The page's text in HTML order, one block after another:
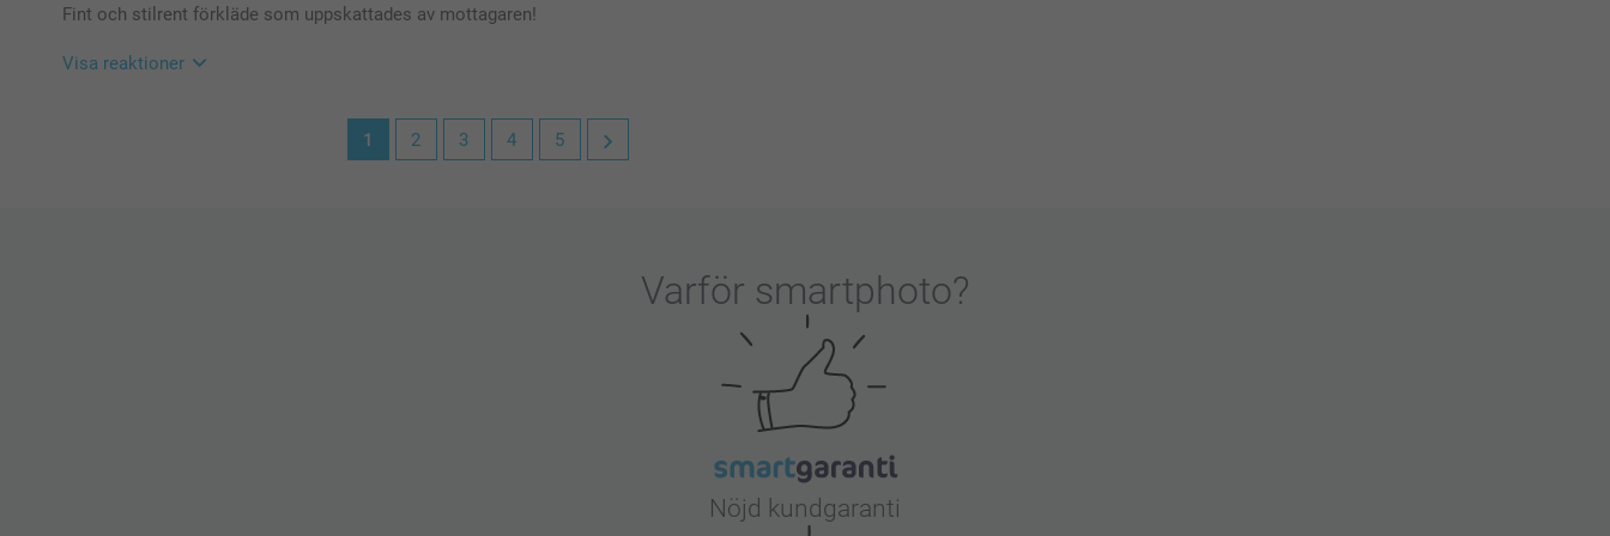
Varma hälsningar,
Fint och stilrent förkläde som uppskattades av mottagaren!
Visa reaktioner
1 2 3 4 5
Varför smartphoto?
Nöjd kundgaranti